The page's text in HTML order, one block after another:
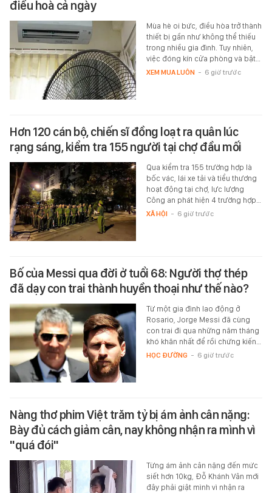
điều hoà cả ngày
Mùa hè oi bức, điều hòa trở thành
thiết bị gần như không thể thiếu
trong nhiều gia đình. Tuy nhiên,
việc đóng kín cửa phòng và bật…
XEM MUA LUÔN - 6 giờ trước
Hơn 120 cán bộ, chiến sĩ đồng loạt ra quân lúc
rạng sáng, kiểm tra 155 người tại chợ đầu mối
Qua kiểm tra 155 trường hợp là
bốc vác, lái xe tải và tiểu thương
hoạt động tại chợ, lực lượng
Công an phát hiện 4 trường hợp…
XÃ HỘI - 6 giờ trước
Bố của Messi qua đời ở tuổi 68: Người thợ thép
đã dạy con trai thành huyền thoại như thế nào?
Từ một gia đình lao động ở
Rosario, Jorge Messi đã cùng
con trai đi qua những năm tháng
khó khăn nhất để rồi chứng kiến…
HỌC ĐƯỜNG - 6 giờ trước
Nàng thơ phim Việt trăm tỷ bị ám ảnh cân nặng:
Bày đủ cách giảm cân, nay không nhận ra mình vì
"quá đói"
Từng ám ảnh cân nặng đến mức
siết hơn 10kg, Đỗ Khánh Vân mới
đây phải giật mình vì nhận ra